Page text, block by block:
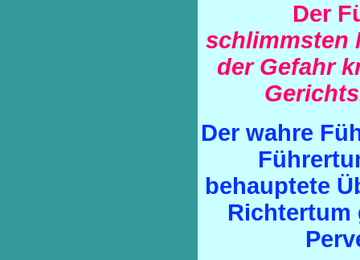
Der
schlimmsten
der Gefahr
Der wahre
behauptete
Richtertum